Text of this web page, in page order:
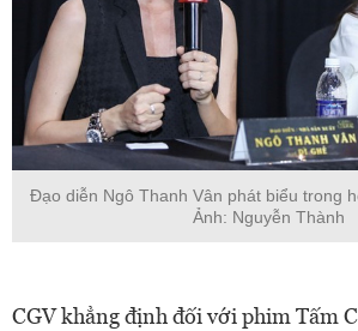
Đạo diễn Ngô Thanh Vân phát biểu trong
Ảnh: Nguyễn Thành
CGV khẳng định đối với phim Tấm